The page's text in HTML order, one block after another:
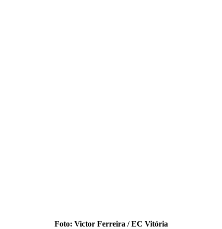
Foto: Victor Ferreira / EC Vitória